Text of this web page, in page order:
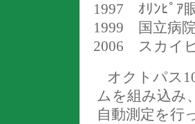
1997 ｵﾘﾝﾋﾟｱ
1999 国立病
2006 スカイ
オクトパス
ムを組み込み
自動測定を行